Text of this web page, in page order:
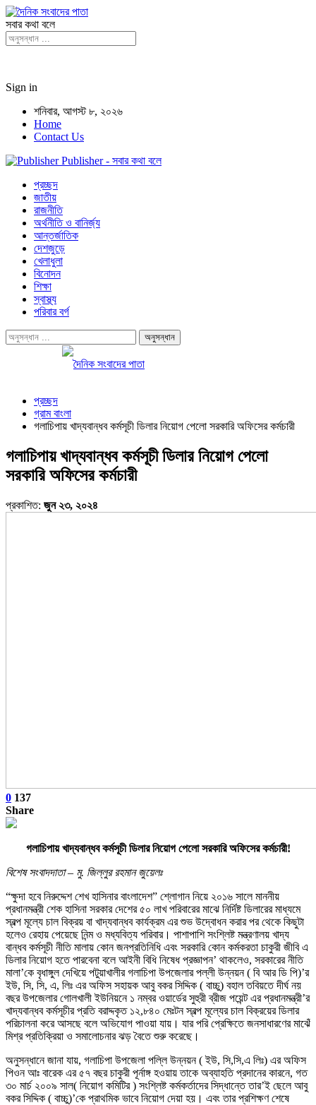
সবার কথা বলে
Sign in
শনিবার, আগস্ট ৮, ২০২৬
Home
Contact Us
Publisher - সবার কথা বলে
প্রচ্ছদ
জাতীয়
রাজনীতি
অর্থনীতি ও বানির্জ্য
আন্তর্জাতিক
দেশজুড়ে
খেলাধুলা
বিনোদন
শিক্ষা
স্বাস্থ্য
পরিবার বর্গ
প্রচ্ছদ
গ্রাম বাংলা
গলাচিপায় খাদ্যবান্ধব কর্মসূচী ডিলার নিয়োগ পেলো সরকারি অফিসের কর্মচারী
গলাচিপায় খাদ্যবান্ধব কর্মসূচী ডিলার নিয়োগ পেলো
সরকারি অফিসের কর্মচারী
প্রকাশিত: জুন ২৩, ২০২৪
0 137
Share
গলাচিপায় খাদ্যবান্ধব কর্মসূচী ডিলার নিয়োগ পেলো সরকারি অফিসের কর্মচারী!
বিশেষ সংবাদদাতা – মু. জিল্লুর রহমান জুয়েলঃ
“ক্ষুদা হবে নিরুদ্দেশ শেখ হাসিনার বাংলাদেশ” শ্লোগান নিয়ে ২০১৬ সালে মাননীয়
প্রধানমন্ত্রী শেক হাসিনা সরকার দেশের ৫০ লাখ পরিবারের মাঝে নির্দিষ্ট ডিলারের মাধ্যমে
স্বল্প মূল্যে চাল বিক্রয় বা খাদ্যবান্ধব কার্যক্রম এর শুভ উদ্বোধন করার পর থেকে কিছুটা
হলেও রেহায় পেয়েছে নিন্ম ও মধ্যবিত্য পরিবার। পাশাপাশি সংশ্লিষ্ট মন্ত্রণালয় খাদ্য
বান্ধব কর্মসূচী নীতি মালায় কোন জনপ্রতিনিধি এবং সরকারি কোন কর্মকরতা চাকুরী জীবি এ
ডিলার নিয়োগ হতে পারবেনা বলে আইনী বিধি নিষেধ প্রজ্ঞাপন’ থাকলেও, সরকারের নীতি
মালা’কে বৃধাঙ্গুল দেখিয়ে পটুয়াখালীর গলাচিপা উপজেলার পল্লী উন্নয়ন ( বি আর ডি পি)’র
ইউ, সি, সি, এ, লিঃ এর অফিস সহায়ক আবু বকর সিদ্দিক ( বাচ্চু) বহাল তবিয়তে দীর্ঘ নয়
বছর উপজেলার গোলখালী ইউনিয়নে ১ নম্বর ওয়ার্ডের সুহুরী ব্রীজ পয়েন্ট এর প্রধানমন্ত্রী’র
খাদ্যবান্ধব কর্মসূচীর প্রতি বরাদ্দকৃত ১২,৮৪০ মেঃটন স্বল্প মূল্যের চাল বিক্রয়ের ডিলার
পরিচালনা করে আসছে বলে অভিযোগ পাওয়া যায়। যার পরি প্রেক্ষিতে জনসাধারণের মাঝেঁ
মিশ্র প্রতিক্রিয়া ও সমালোচনার ঝড় বৈতে শুরু করেছে।
অনুসন্ধানে জানা যায়, গলাচিপা উপজেলা পল্লি উন্নয়ন ( ইউ, সি,সি,এ লিঃ) এর অফিস
পিওন আঃ বারেক এর ৫৭ বছর চাকুরী পূর্নাঙ্গ হওয়ায় তাকে অব্যাহতি প্রদানের কারনে, গত
৩০ মার্চ ২০০৯ সাল( নিয়োগ কমিটির ) সংশ্লিষ্ট কর্মকর্তাদের সিদ্ধান্তে তার’ই ছেলে আবু
বকর সিদ্দিক ( বাচ্চু)’কে প্রাথমিক ভাবে নিয়োগ দেয়া হয়। এবং তার প্রশিক্ষণ শেষে